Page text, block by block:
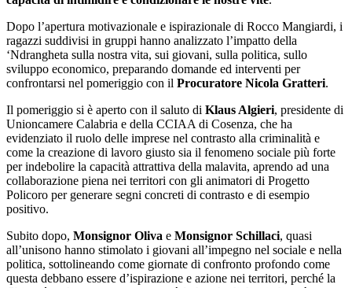
Dopo l’apertura motivazionale e ispirazionale di Rocco Mangiardi, i
ragazzi suddivisi in gruppi hanno analizzato l’impatto della
‘Ndrangheta sulla nostra vita, sui giovani, sulla politica, sullo
sviluppo economico, preparando domande ed interventi per
confrontarsi nel pomeriggio con il Procuratore Nicola Gratteri.
Il pomeriggio si è aperto con il saluto di Klaus Algieri, presidente di
Unioncamere Calabria e della CCIAA di Cosenza, che ha
evidenziato il ruolo delle imprese nel contrasto alla criminalità e
come la creazione di lavoro giusto sia il fenomeno sociale più forte
per indebolire la capacità attrattiva della malavita, aprendo ad una
collaborazione piena nei territori con gli animatori di Progetto
Policoro per generare segni concreti di contrasto e di esempio
positivo.
Subito dopo, Monsignor Oliva e Monsignor Schillaci, quasi
all’unisono hanno stimolato i giovani all’impegno nel sociale e nella
politica, sottolineando come giornate di confronto profondo come
questa debbano essere d’ispirazione e azione nei territori, perché la